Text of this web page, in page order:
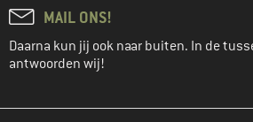
MAIL ONS!
Daarna kun jij ook naar buiten. In de
antwoorden wij!